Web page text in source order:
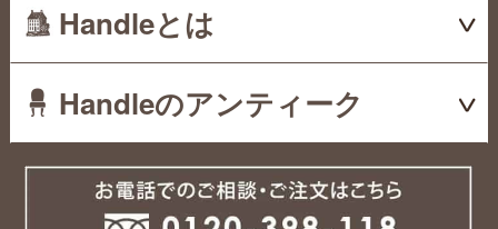
Handleとは
Handleのアンティーク